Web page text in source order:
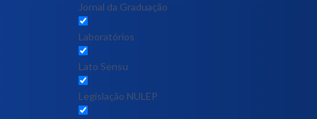
Jornal da Graduação
Laboratórios
Lato Sensu
Legislação NULEP